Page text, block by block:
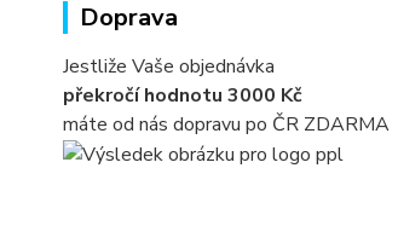
Doprava
Jestliže Vaše objednávka
překročí hodnotu 3000 Kč
máte od nás dopravu po ČR ZDARMA